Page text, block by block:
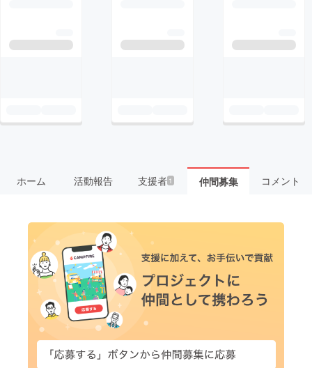
ホーム 活動報告 支援者 1 仲間募集 コメント